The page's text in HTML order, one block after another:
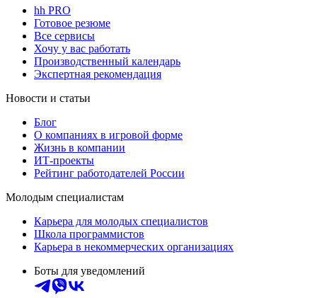
hh PRO
Готовое резюме
Все сервисы
Хочу у вас работать
Производственный календарь
Экспертная рекомендация
Новости и статьи
Блог
О компаниях в игровой форме
Жизнь в компании
ИТ-проекты
Рейтинг работодателей России
Молодым специалистам
Карьера для молодых специалистов
Школа программистов
Карьера в некоммерческих организациях
Боты для уведомлений